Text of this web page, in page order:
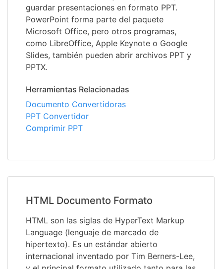
guardar presentaciones en formato PPT.
PowerPoint forma parte del paquete
Microsoft Office, pero otros programas,
como LibreOffice, Apple Keynote o Google
Slides, también pueden abrir archivos PPT y
PPTX.
Herramientas Relacionadas
Documento Convertidoras
PPT Convertidor
Comprimir PPT
HTML Documento Formato
HTML son las siglas de HyperText Markup
Language (lenguaje de marcado de
hipertexto). Es un estándar abierto
internacional inventado por Tim Berners-Lee,